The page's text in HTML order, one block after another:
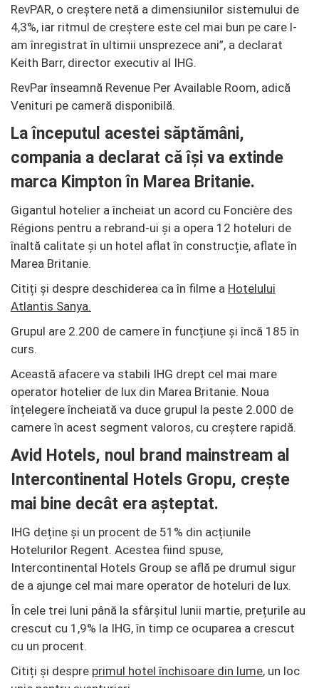
RevPAR, o creștere netă a dimensiunilor sistemului de
4,3%, iar ritmul de creștere este cel mai bun pe care l-
am înregistrat în ultimii unsprezece ani”, a declarat
Keith Barr, director executiv al IHG.
RevPar înseamnă Revenue Per Available Room, adică
Venituri pe cameră disponibilă.
La începutul acestei săptămâni,
compania a declarat că își va extinde
marca Kimpton în Marea Britanie.
Gigantul hotelier a încheiat un acord cu Foncière des
Régions pentru a rebrand-ui și a opera 12 hoteluri de
înaltă calitate și un hotel aflat în construcție, aflate în
Marea Britanie.
Citiți și despre deschiderea ca în filme a Hotelului
Atlantis Sanya.
Grupul are 2.200 de camere în funcțiune și încă 185 în
curs.
Această afacere va stabili IHG drept cel mai mare
operator hotelier de lux din Marea Britanie. Noua
înțelegere încheiată va duce grupul la peste 2.000 de
camere în acest segment valoros, cu creștere rapidă.
Avid Hotels, noul brand mainstream al
Intercontinental Hotels Gropu, crește
mai bine decât era așteptat.
IHG deține și un procent de 51% din acțiunile
Hotelurilor Regent. Acestea fiind spuse,
Intercontinental Hotels Group se află pe drumul sigur
de a ajunge cel mai mare operator de hoteluri de lux.
În cele trei luni până la sfârșitul lunii martie, prețurile au
crescut cu 1,9% la IHG, în timp ce ocuparea a crescut
cu un procent.
Citiți și despre primul hotel închisoare din lume, un loc